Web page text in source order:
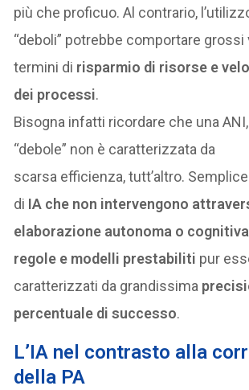
più che proficuo. Al contrario,
“deboli” potrebbe comportare grossi
termini di risparmio di risorse e
dei processi.
Bisogna infatti ricordare che una
“debole” non è caratterizzata da
scarsa efficienza, tutt’altro.
di IA che non intervengono
elaborazione autonoma o
regole e modelli prestabiliti pur
caratterizzati da grandissima
percentuale di successo.
L’IA nel contrasto alla
della PA